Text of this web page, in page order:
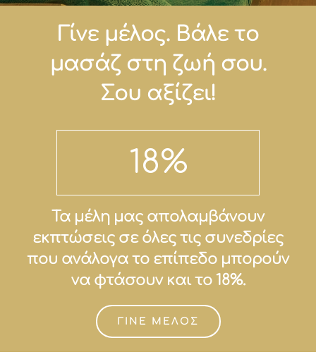
Γίνε μέλος. Βάλε το
μασάζ στη ζωή σου.
Σου αξίζει!
18%
Τα μέλη μας απολαμβάνουν
εκπτώσεις σε όλες τις συνεδρίες
που ανάλογα το επίπεδο μπορούν
να φτάσουν και το 18%.
ΓΙΝΕ ΜΕΛΟΣ